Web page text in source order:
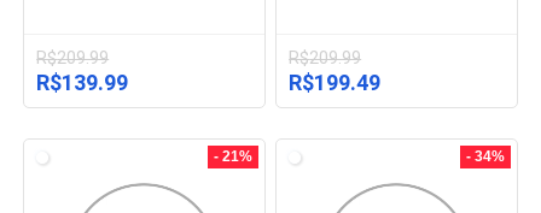
R$209.99
O
preço
era:
R$139.99O
preço
R$139.99.
R$209.99
O
preço
era:
R$199.49O
preço
R$199.49.
- 21% - 34%